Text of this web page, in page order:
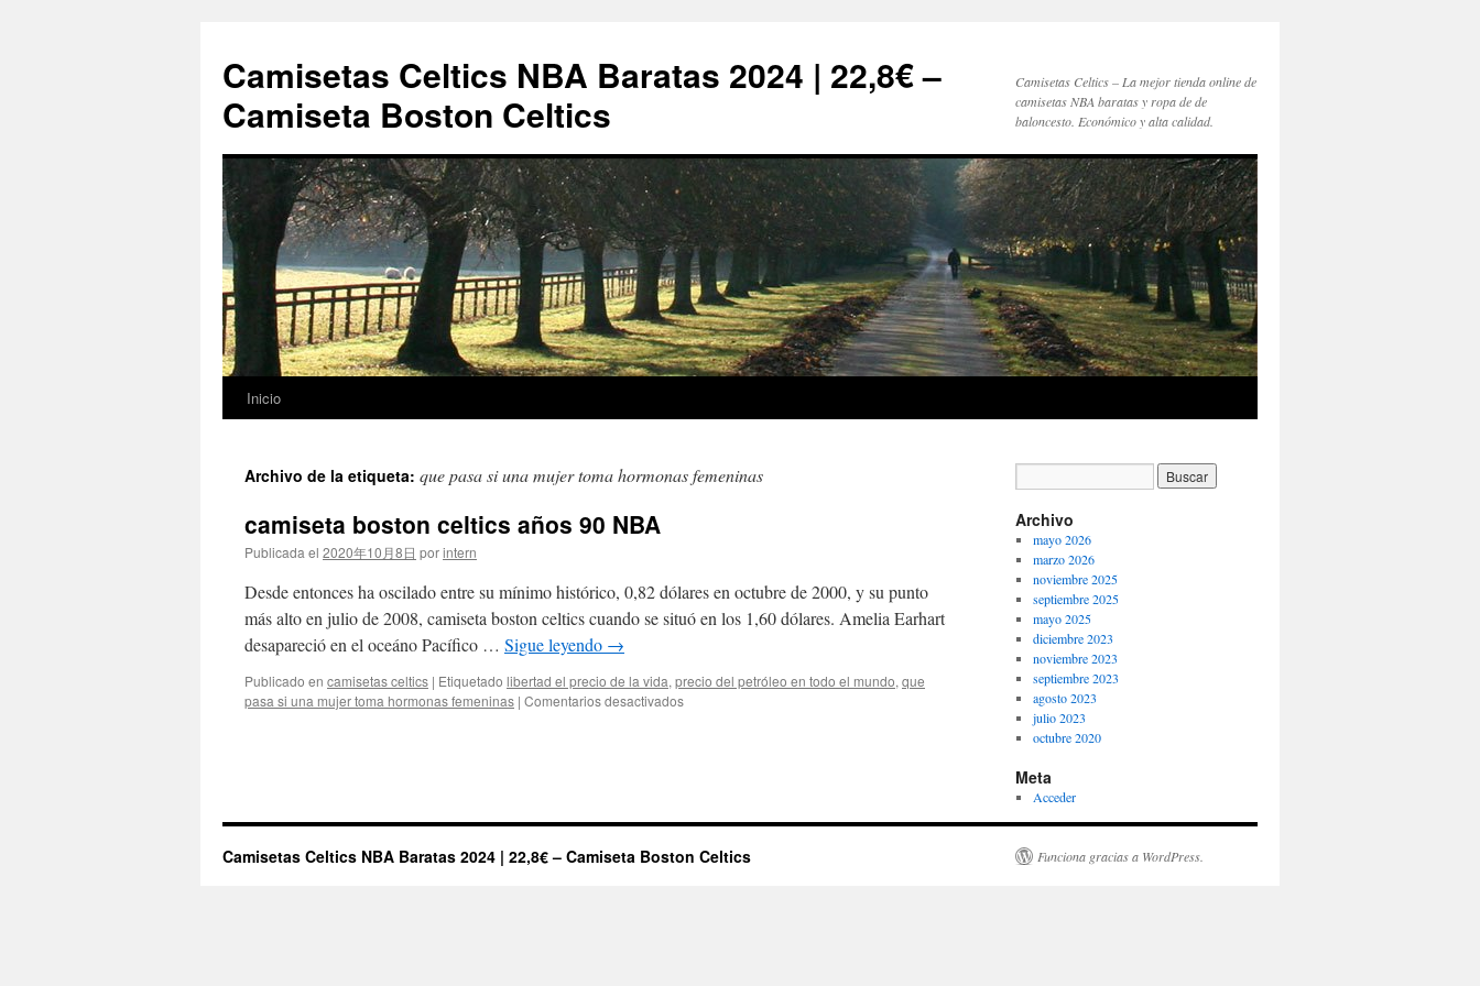
Camisetas Celtics NBA Baratas 2024 | 22,8€ –
Camiseta Boston Celtics
Camisetas Celtics – La mejor tienda online de
camisetas NBA baratas y ropa de de
baloncesto. Económico y alta calidad.
Saltar
contenido
Inicio
Archivo de la etiqueta: que pasa si una mujer toma hormonas femeninas
camiseta boston celtics años 90 NBA
Publicada el 2020年10月8日 porintern
Desde entonces ha oscilado entre su mínimo histórico, 0,82 dólares en octubre de 2000, y su punto
más alto en julio de 2008, camiseta boston celtics cuando se situó en los 1,60 dólares. Amelia Earhart
desapareció en el oceáno Pacífico … Sigue leyendo →
Publicado en camisetas celtics | Etiquetado libertad el precio de la vida, precio del petróleo en todo el mundo, que
pasa si una mujer toma hormonas femeninas | Comentarios desactivadosen
NBA
Archivo
mayo 2026
marzo 2026
noviembre 2025
septiembre 2025
mayo 2025
diciembre 2023
noviembre 2023
septiembre 2023
agosto 2023
julio 2023
octubre 2020
Meta
Acceder
Camisetas Celtics NBA Baratas 2024 | 22,8€ – Camiseta Boston Celtics Funciona gracias a WordPress.